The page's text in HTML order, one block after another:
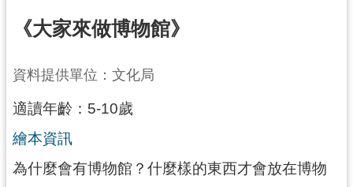
參
資
訊
展
覽
《大家來做博物館》
資料提供單位：文化局
適讀年齡：5-10歲
繪本資訊
為什麼會有博物館？什麼樣的東西才會放在博物